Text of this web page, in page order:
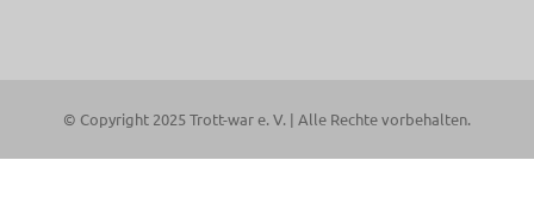
© Copyright 2025 Trott-war e. V. | Alle Rechte vorbehalten.